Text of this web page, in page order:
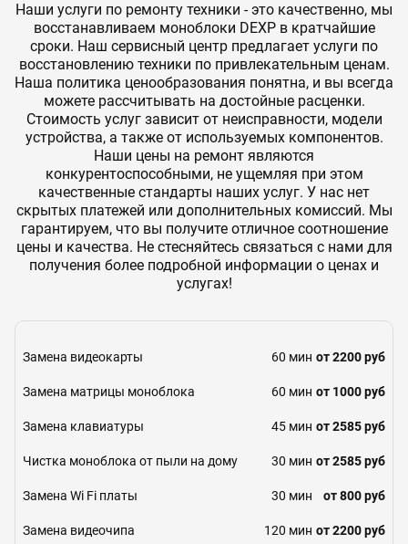
Наши услуги по ремонту техники - это качественно, мы
восстанавливаем моноблоки DEXP в кратчайшие
сроки. Наш сервисный центр предлагает услуги по
восстановлению техники по привлекательным ценам.
Наша политика ценообразования понятна, и вы всегда
можете рассчитывать на достойные расценки.
Стоимость услуг зависит от неисправности, модели
устройства, а также от используемых компонентов.
Наши цены на ремонт являются
конкурентоспособными, не ущемляя при этом
качественные стандарты наших услуг. У нас нет
скрытых платежей или дополнительных комиссий. Мы
гарантируем, что вы получите отличное соотношение
цены и качества. Не стесняйтесь связаться с нами для
получения более подробной информации о ценах и
услугах!
Замена видеокарты 60 мин от 2200 руб
Замена матрицы моноблока 60 мин от 1000 руб
Замена клавиатуры 45 мин от 2585 руб
Чистка моноблока от пыли на дому 30 мин от 2585 руб
Замена Wi Fi платы 30 мин от 800 руб
Замена видеочипа 120 мин от 2200 руб